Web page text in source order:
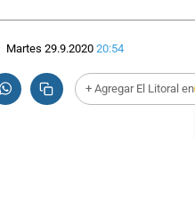
Martes 29.9.2020 20:54
+ Agregar El Litoral en